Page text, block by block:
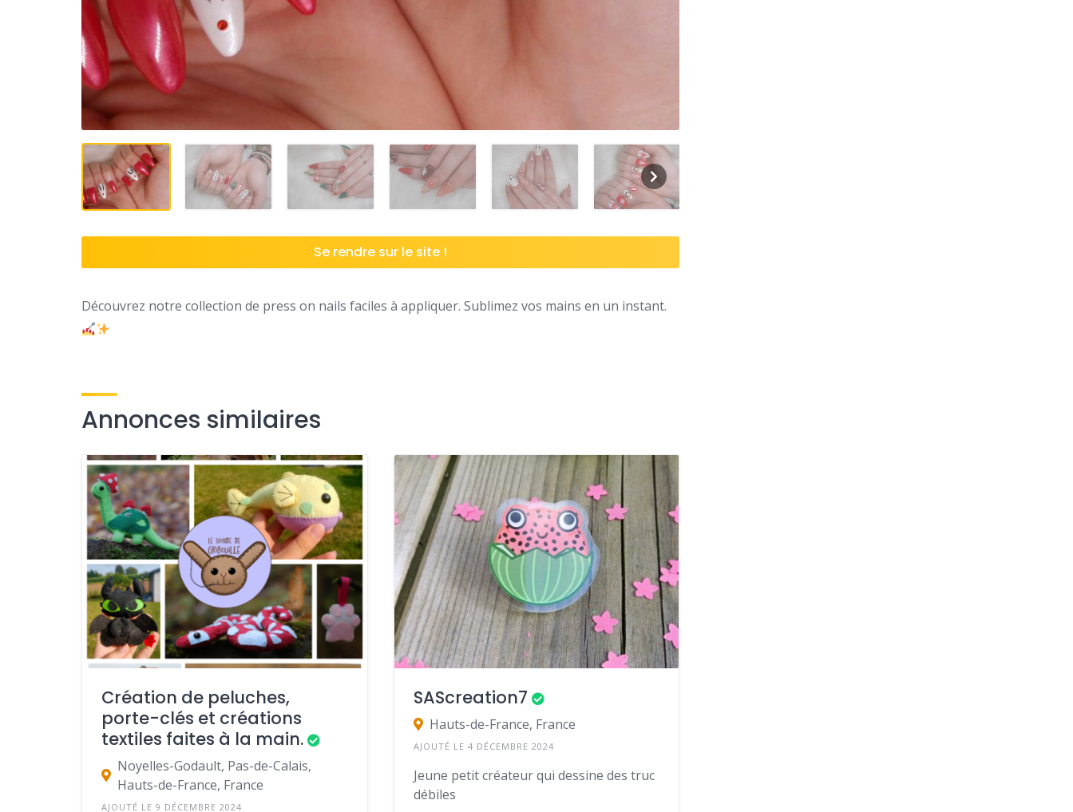
Se rendre sur le site !
Découvrez notre collection de press on nails faciles à appliquer. Sublimez vos mains en un instant.
Annonces similaires
Création de peluches,
porte-clés et créations
textiles faites à la main.
Noyelles-Godault, Pas-de-Calais,
Hauts-de-France, France
AJOUTÉ LE 9 DÉCEMBRE 2024
SAScreation7
Hauts-de-France, France
AJOUTÉ LE 4 DÉCEMBRE 2024
Jeune petit créateur qui dessine des truc
débiles